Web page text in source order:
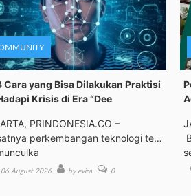
Cara yang Bisa Dilakukan Praktisi
Krisis di Era “Dee
PRINDONESIA.CO –
perkembangan teknologi telah
06 August 2026 by evira 0